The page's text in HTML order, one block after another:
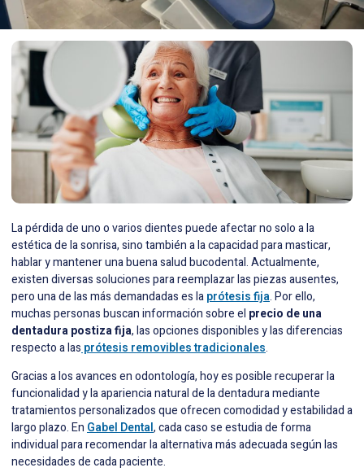
La pérdida de uno o varios dientes puede afectar no solo a la
estética de la sonrisa, sino también a la capacidad para masticar,
hablar y mantener una buena salud bucodental. Actualmente,
existen diversas soluciones para reemplazar las piezas ausentes,
pero una de las más demandadas es laprótesis fija. Por ello,
muchas personas buscan información sobre el precio de una
dentadura postiza fija, las opciones disponibles y las diferencias
respecto a las prótesis removibles tradicionales.
Gracias a los avances en odontología, hoy es posible recuperar la
funcionalidad y la apariencia natural de la dentadura mediante
tratamientos personalizados que ofrecen comodidad y estabilidad a
largo plazo. EnGabel Dental, cada caso se estudia de forma
individual para recomendar la alternativa más adecuada según las
necesidades de cada paciente.